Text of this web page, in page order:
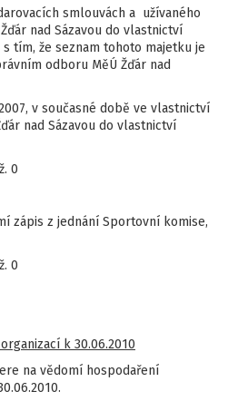
smlouvách a užívaného
nad Sázavou do vlastnictví
s tím, že seznam tohoto majetku je
odboru MěÚ Žďár nad
v současné době ve vlastnictví
nad Sázavou do vlastnictví
0
zápis z jednání Sportovní komise,
0
k 30.06.2010
na vědomí hospodaření